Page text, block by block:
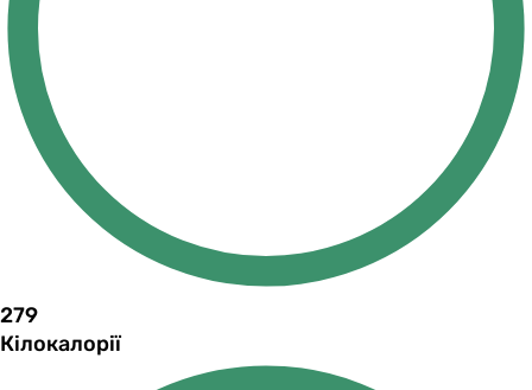
279
Кілокалорії